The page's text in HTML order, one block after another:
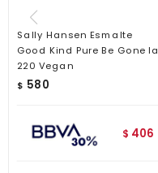
Sally Hansen Esmalte
Good Kind Pure Be Gone la
220 Vegan
$ 580
$ 406